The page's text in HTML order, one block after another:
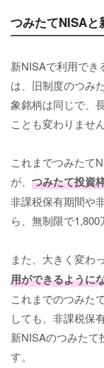
つみたてNISAと
新NISAで利用でき
は、旧制度のつみ
象銘柄は同じで、
ことも変わりません
これまでつみたて
が、 つみたて投資
非課税保有期間や
ら、無制限で1,800
また、大きく変わ
用ができるように
これまでのつみた
しても、非課税保
新NISAのつみたて
す。